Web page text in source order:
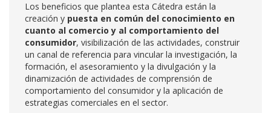
Los beneficios que plantea esta Cátedra están la
creación y puesta en común del conocimiento en
cuanto al comercio y al comportamiento del
consumidor, visibilización de las actividades, construir
un canal de referencia para vincular la investigación, la
formación, el asesoramiento y la divulgación y la
dinamización de actividades de comprensión de
comportamiento del consumidor y la aplicación de
estrategias comerciales en el sector.